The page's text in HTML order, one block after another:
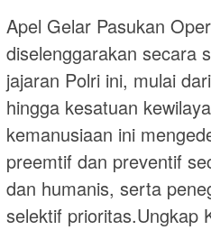
Apel Gelar Pasukan
diselenggarakan secara
jajaran Polri ini, mulai
hingga kesatuan
kemanusiaan ini
preemtif dan preventif
dan humanis, serta
selektif prioritas.Ungkap